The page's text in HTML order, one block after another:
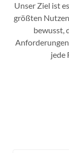
Unser Ziel ist
größten
bewusst,
jede